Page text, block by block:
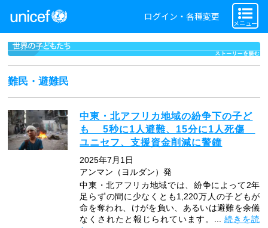
ログイン・各種変更
メニュー
難民・避難民
中東・北アフリカ地域の紛争下の子ど
も 5秒に1人避難、15分に1人死傷
ユニセフ、支援資金削減に警鐘
2025年7月1日
アンマン（ヨルダン）発
中東・北アフリカ地域では、紛争によって2年
足らずの間に少なくとも1,220万人の子どもが
命を奪われ、けがを負い、あるいは避難を余儀
なくされたと報じられています。...続きを読